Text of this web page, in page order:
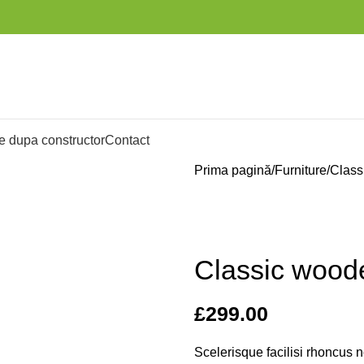
dupa constructorContact
Prima pagină Furniture
Classic
£299.00
Scelerisque facilisi rhoncus